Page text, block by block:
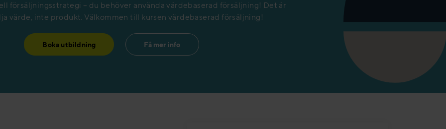
försäljningsstrategi – du behöver använda värdebaserad försäljning! Det är
värde, inte produkt. Välkommen till kursen värdebaserad försäljning!
Boka utbildning Få mer info